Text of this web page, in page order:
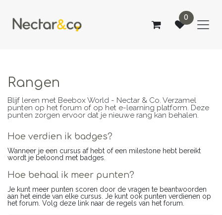
0
Rangen
Blijf leren met Beebox World - Nectar & Co. Verzamel
punten op het forum of op het e-learning platform. Deze
punten zorgen ervoor dat je nieuwe rang kan behalen.
Hoe verdien ik badges?
Wanneer je een cursus af hebt of een milestone hebt bereikt
wordt je beloond met badges.
Hoe behaal ik meer punten?
Je kunt meer punten scoren door de vragen te beantwoorden
aan het einde van elke cursus. Je kunt ook punten verdienen op
het forum. Volg deze link naar de regels van het forum.